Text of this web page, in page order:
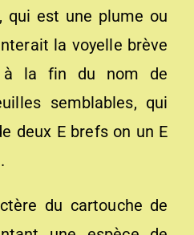
qui est une plume ou
la voyelle brève
à la fin du nom de
semblables, qui
deux E brefs on un E
du cartouche de